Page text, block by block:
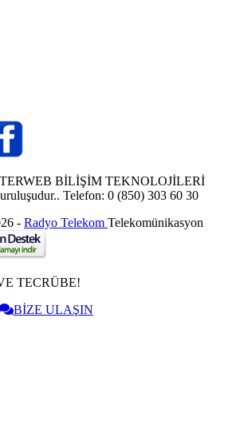
BİLİŞİM TEKNOLOJİLERİ
Telefon: 0 (850) 303 60 30
- Radyo Telekom Telekomünikasyon
TECRÜBE!
BİZE ULAŞIN